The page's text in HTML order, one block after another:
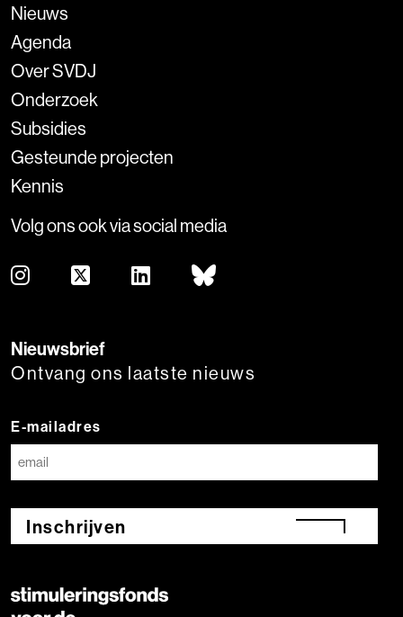
Nieuws
Agenda
Over SVDJ
Onderzoek
Subsidies
Gesteunde projecten
Kennis
Volg ons ook via social media
Nieuwsbrief
Ontvang ons laatste nieuws
E-mailadres
Inschrijven